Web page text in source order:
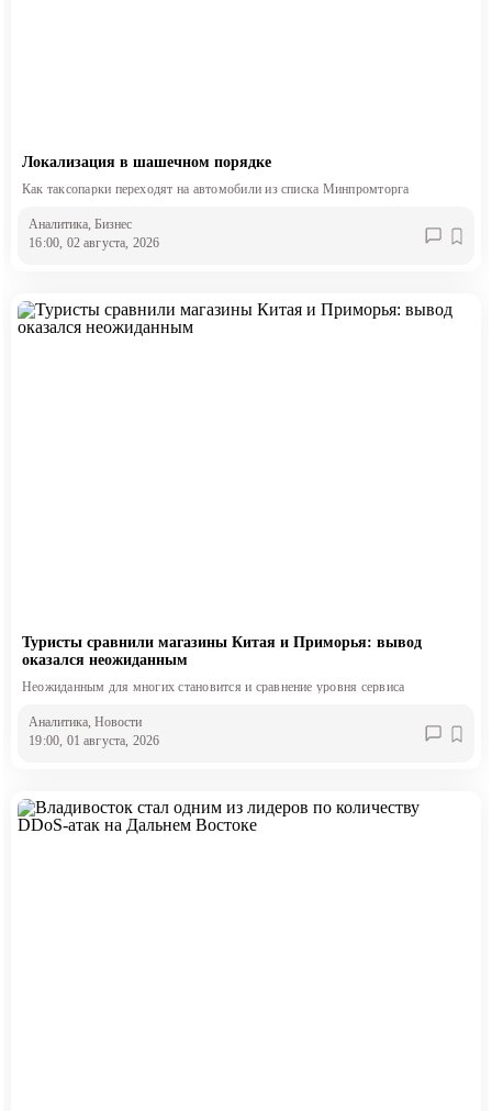
Локализация в шашечном порядке
Как таксопарки переходят на автомобили из списка Минпромторга
Аналитика , Бизнес
16:00, 02 августа, 2026
Туристы сравнили магазины Китая и Приморья: вывод
оказался неожиданным
Неожиданным для многих становится и сравнение уровня сервиса
Аналитика , Новости
19:00, 01 августа, 2026